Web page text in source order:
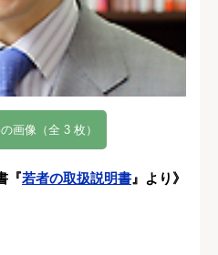
画像（全 3 枚）
『若者の取扱説明書 』より》